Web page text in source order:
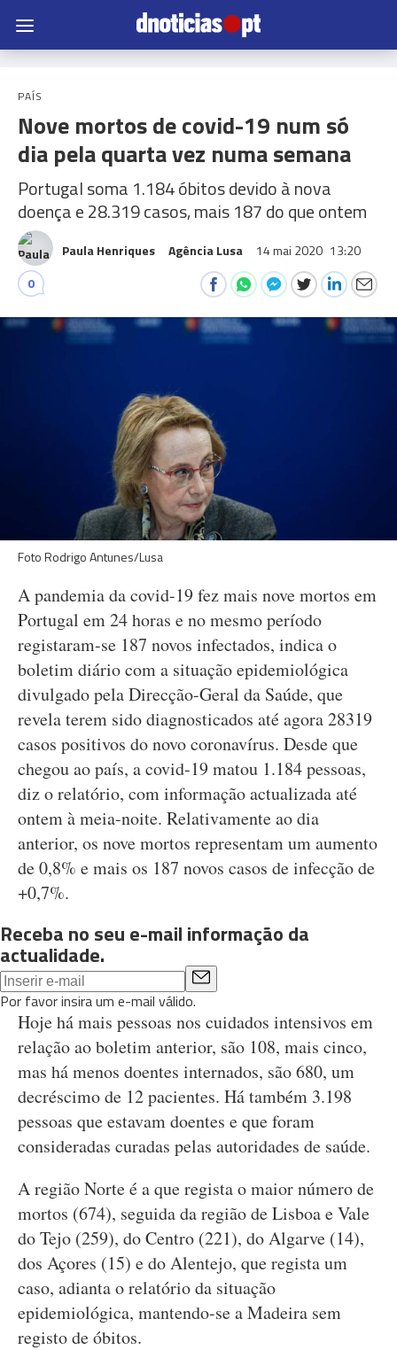
PAÍS
Nove mortos de covid-19 num só
dia pela quarta vez numa semana
Portugal soma 1.184 óbitos devido à nova
doença e 28.319 casos, mais 187 do que ontem
Paula Henriques Agência Lusa 14 mai 2020 13:20
0
Foto Rodrigo Antunes/Lusa
A pandemia da covid-19 fez mais nove mortos em
Portugal em 24 horas e no mesmo período
registaram-se 187 novos infectados, indica o
boletim diário com a situação epidemiológica
divulgado pela Direcção-Geral da Saúde, que
revela terem sido diagnosticados até agora 28319
casos positivos do novo coronavírus. Desde que
chegou ao país, a covid-19 matou 1.184 pessoas,
diz o relatório, com informação actualizada até
ontem à meia-noite. Relativamente ao dia
anterior, os nove mortos representam um aumento
de 0,8% e mais os 187 novos casos de infecção de
+0,7%.
Receba no seu e-mail informação da
actualidade.
Por favor insira um e-mail válido.
Hoje há mais pessoas nos cuidados intensivos em
relação ao boletim anterior, são 108, mais cinco,
mas há menos doentes internados, são 680, um
decréscimo de 12 pacientes. Há também 3.198
pessoas que estavam doentes e que foram
consideradas curadas pelas autoridades de saúde.
A região Norte é a que regista o maior número de
mortos (674), seguida da região de Lisboa e Vale
do Tejo (259), do Centro (221), do Algarve (14),
dos Açores (15) e do Alentejo, que regista um
caso, adianta o relatório da situação
epidemiológica, mantendo-se a Madeira sem
registo de óbitos.